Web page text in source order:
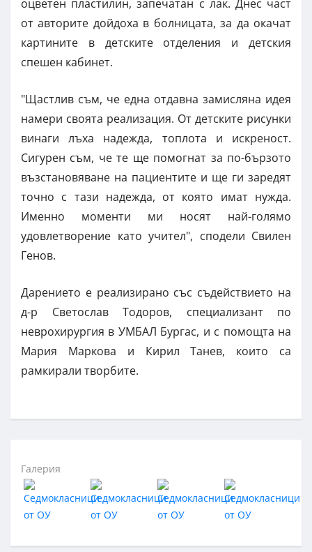
оцветен пластилин, запечатан с лак. Днес част
от авторите дойдоха в болницата, за да окачат
картините в детските отделения и детския
спешен кабинет.
"Щастлив съм, че една отдавна замисляна идея
намери своята реализация. От детските рисунки
винаги лъха надежда, топлота и искреност.
Сигурен съм, че те ще помогнат за по-бързото
възстановяване на пациентите и ще ги заредят
точно с тази надежда, от която имат нужда.
Именно моменти ми носят най-голямо
удовлетворение като учител", сподели Свилен
Генов.
Дарението е реализирано със съдействието на
д-р Светослав Тодоров, специализант по
неврохирургия в УМБАЛ Бургас, и с помощта на
Мария Маркова и Кирил Танев, които са
рамкирали творбите.
Галерия